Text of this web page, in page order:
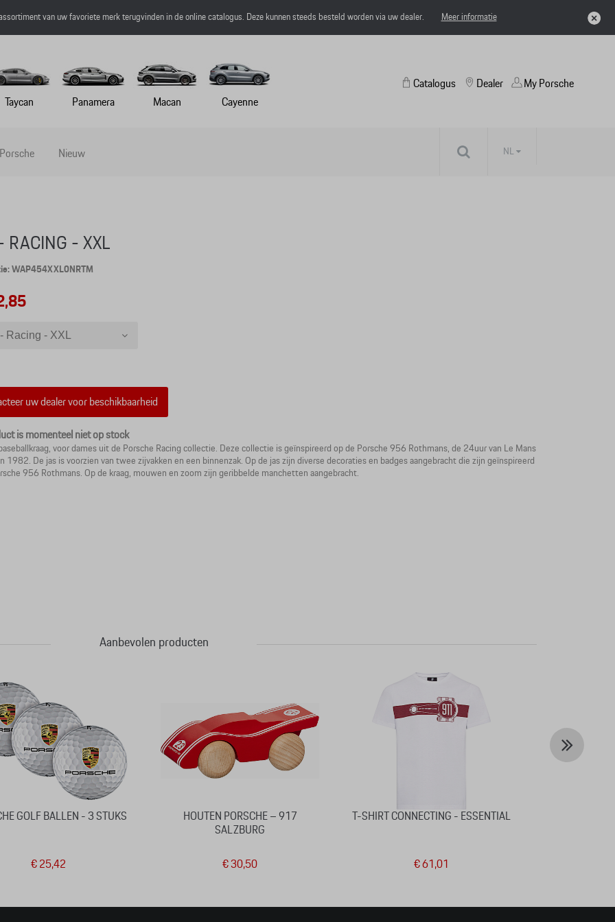
van uw favoriete merk terugvinden in de online catalogus. Deze kunnen steeds besteld worden via uw dealer. Meer informatie
Taycan Panamera Macan Cayenne
Catalogus
Nieuw
Dealer My Porsche
NL
RACING - XXL
WAP454XXL0NRTM
Racing - XXL
- XS
uw dealer voor beschikbaarheid
is momenteel niet op stock
voor dames uit de Porsche Racing collectie. Deze collectie is geïnspireerd op de Porsche 956 Rothmans, de 24uur van Le Mans
1982. De jas is voorzien van twee zijvakken en een binnenzak. Op de jas zijn diverse decoraties en badges aangebracht die zijn geïnspireerd
956 Rothmans. Op de kraag, mouwen en zoom zijn geribbelde manchetten aangebracht.
Aanbevolen producten
GOLF BALLEN - 3 STUKS
€ 25,42
HOUTEN PORSCHE – 917
SALZBURG
€ 30,50
T-SHIRT CONNECTING - ESSENTIAL
€ 61,01